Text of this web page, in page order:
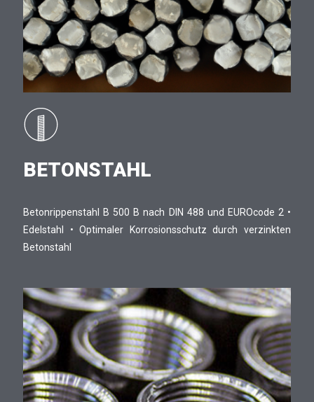
BETONSTAHL
Betonrippenstahl B 500 B nach DIN 488 und EUROcode 2 •
Edelstahl • Optimaler Korrosionsschutz durch verzinkten
Betonstahl